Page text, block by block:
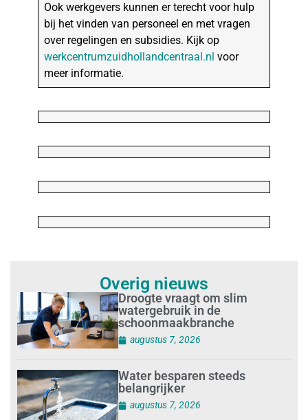
Ook werkgevers kunnen er terecht voor hulp
bij het vinden van personeel en met vragen
over regelingen en subsidies. Kijk op
werkcentrumzuidhollandcentraal.nlvoor
meer informatie.
Overig nieuws
Droogte vraagt om slim
watergebruik in de
schoonmaakbranche
augustus 7, 2026
Water besparen steeds
belangrijker
augustus 7, 2026